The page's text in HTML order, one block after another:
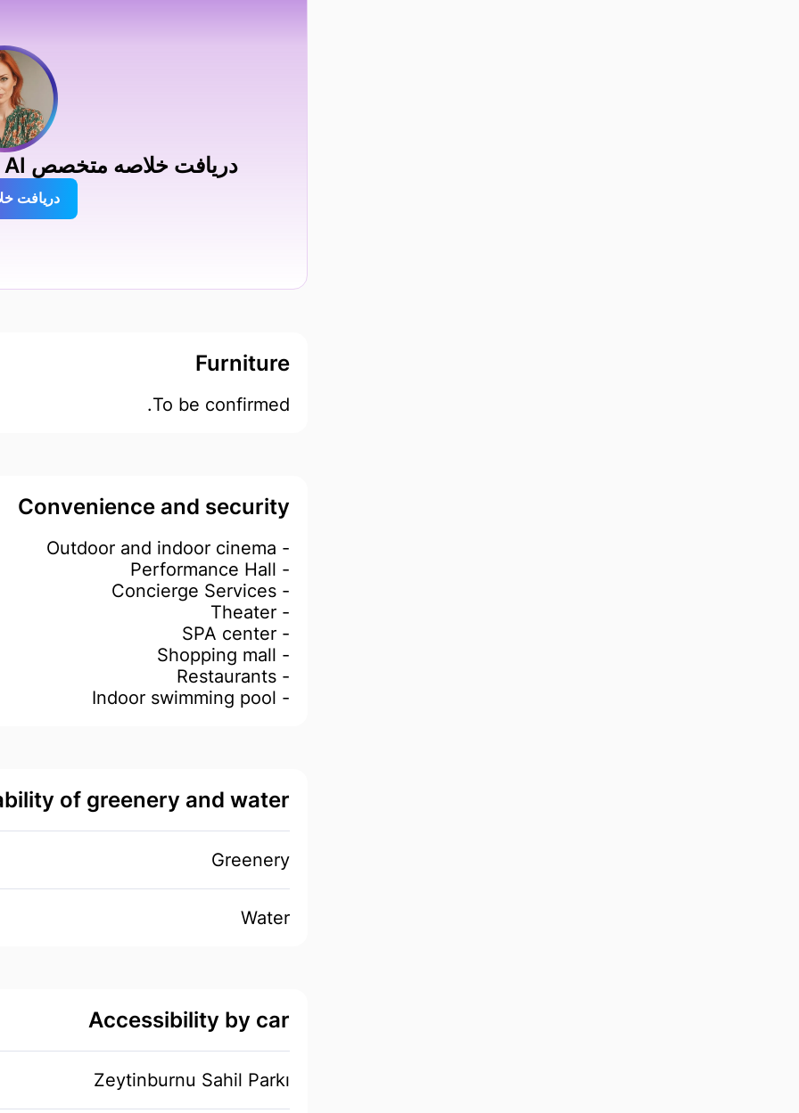
دریافت خلاصه متخصص AI درباره RAMS City Haliç
دریافت
Furniture
To be confirmed.
Convenience and security
- Outdoor and indoor cinema
- Performance Hall
- Concierge Services
- Theater
- SPA center
- Shopping mall
- Restaurants
- Indoor swimming pool
of greenery and water
Greenery
Water
Accessibility by car
Zeytinburnu Sahil Parkı